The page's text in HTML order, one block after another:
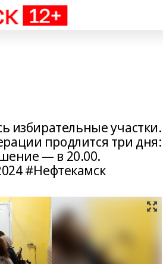
избирательные участки.
продлится три дня:
— в 20.00.
#Нефтекамск